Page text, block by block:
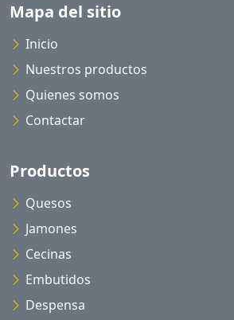
Mapa del sitio
Inicio
Nuestros productos
Quienes somos
Contactar
Productos
Quesos
Jamones
Cecinas
Embutidos
Despensa